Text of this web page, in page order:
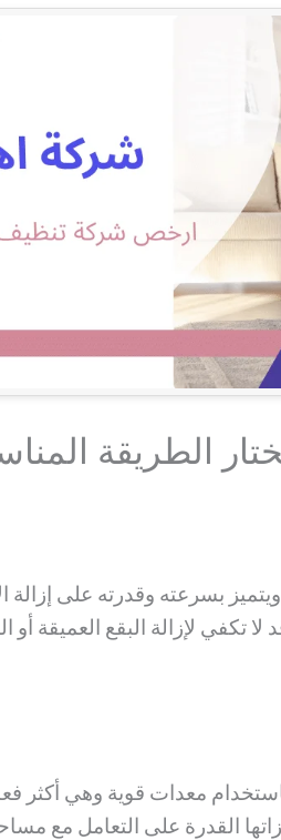
الطريقة
بسرعته وقدرته على إزالة
لا تكفي لإزالة البقع
معدات قوية وهي أكثر
القدرة على التعامل مع